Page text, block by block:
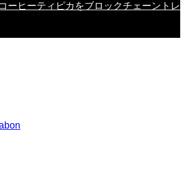
ーヒーティピカをブロックチェーントレ